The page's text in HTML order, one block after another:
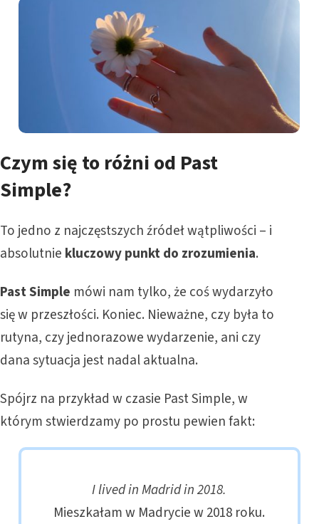
Czym się to różni od Past
Simple?
To jedno z najczęstszych źródeł wątpliwości – i
absolutnie kluczowy punkt do zrozumienia.
Past Simple mówi nam tylko, że coś wydarzyło
się w przeszłości. Koniec. Nieważne, czy była to
rutyna, czy jednorazowe wydarzenie, ani czy
dana sytuacja jest nadal aktualna.
Spójrz na przykład w czasie Past Simple, w
którym stwierdzamy po prostu pewien fakt:
I lived in Madrid in 2018.
Mieszkałam w Madrycie w 2018 roku.